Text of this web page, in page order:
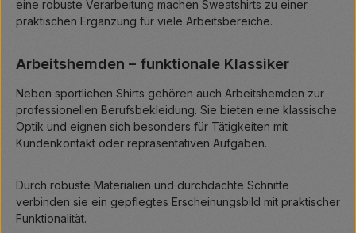
eine robuste Verarbeitung machen Sweatshirts zu einer
praktischen Ergänzung für viele Arbeitsbereiche.
Arbeitshemden – funktionale Klassiker
Neben sportlichen Shirts gehören auch Arbeitshemden zur
professionellen Berufsbekleidung. Sie bieten eine klassische
Optik und eignen sich besonders für Tätigkeiten mit
Kundenkontakt oder repräsentativen Aufgaben.
Durch robuste Materialien und durchdachte Schnitte
verbinden sie ein gepflegtes Erscheinungsbild mit praktischer
Funktionalität.